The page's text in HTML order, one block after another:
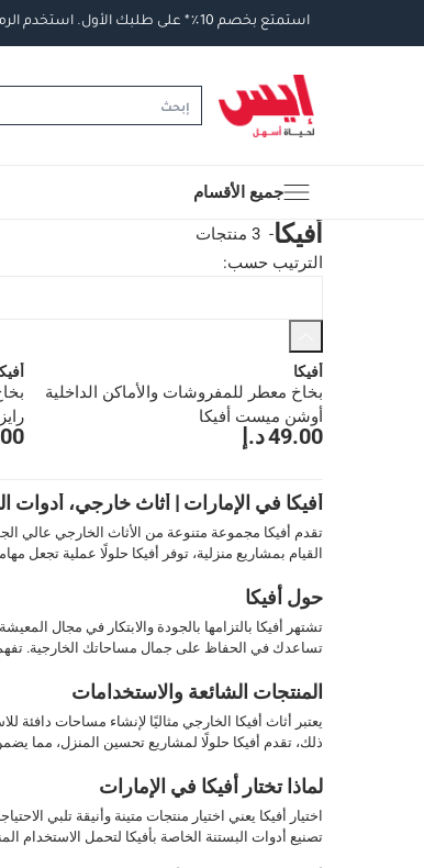
استمتع بخصم ٪* على طلبك الأول. استخدم
جميع الأقسام
أفيكا- 3 منتجات
الترتيب حسب:
أفيكا
بخاخ معطر للمفروشات والأماكن الداخلية
أوشن ميست أفيكا
49.00 د.إ
أفيكا في الإمارات | أثاث خارجي، أدوات
تقدم أفيكا مجموعة متنوعة من الأثاث الخارجي عالي
القيام بمشاريع منزلية، توفر أفيكا حلولًا عملية تجعل
حول أفيكا
تشتهر أفيكا بالتزامها بالجودة والابتكار في مجال
تساعدك في الحفاظ على جمال مساحاتك الخارجية. تفهم
المنتجات الشائعة والاستخدامات
يعتبر أثاث أفيكا الخارجي مثاليًا لإنشاء مساحات
ذلك، تقدم أفيكا حلولًا لمشاريع تحسين المنزل، مما
لماذا تختار أفيكا في الإمارات
اختيار أفيكا يعني اختيار منتجات متينة وأنيقة تلبي
تصنيع أدوات البستنة الخاصة بأفيكا لتحمل الاستخدام